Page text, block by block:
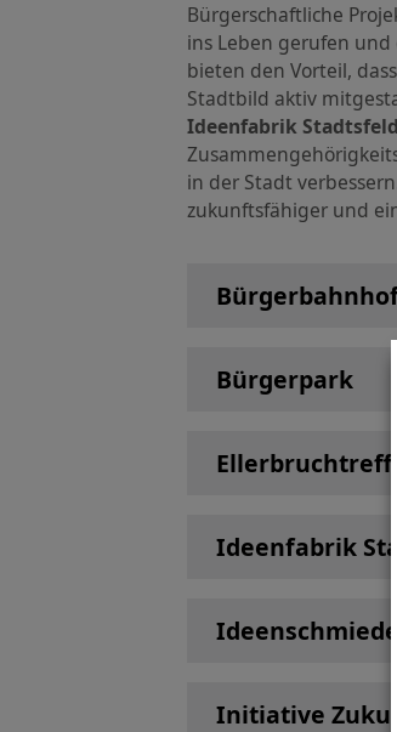
Bürgerschaftliche
ins Leben gerufen
bieten den Vorteil,
Stadtbild aktiv
Ideenfabrik Stadtsfeld
in der Stadt
zukunftsfähiger und
Bürgerpark
Ellerbruchtreff
Ideenfabrik
Initiative